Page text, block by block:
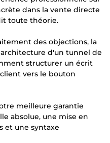
dans la vente directe
toute théorie.
des objections, la
d'un tunnel de
structurer un écrit
vers le bouton
meilleure garantie
absolue, une mise en
et une syntaxe